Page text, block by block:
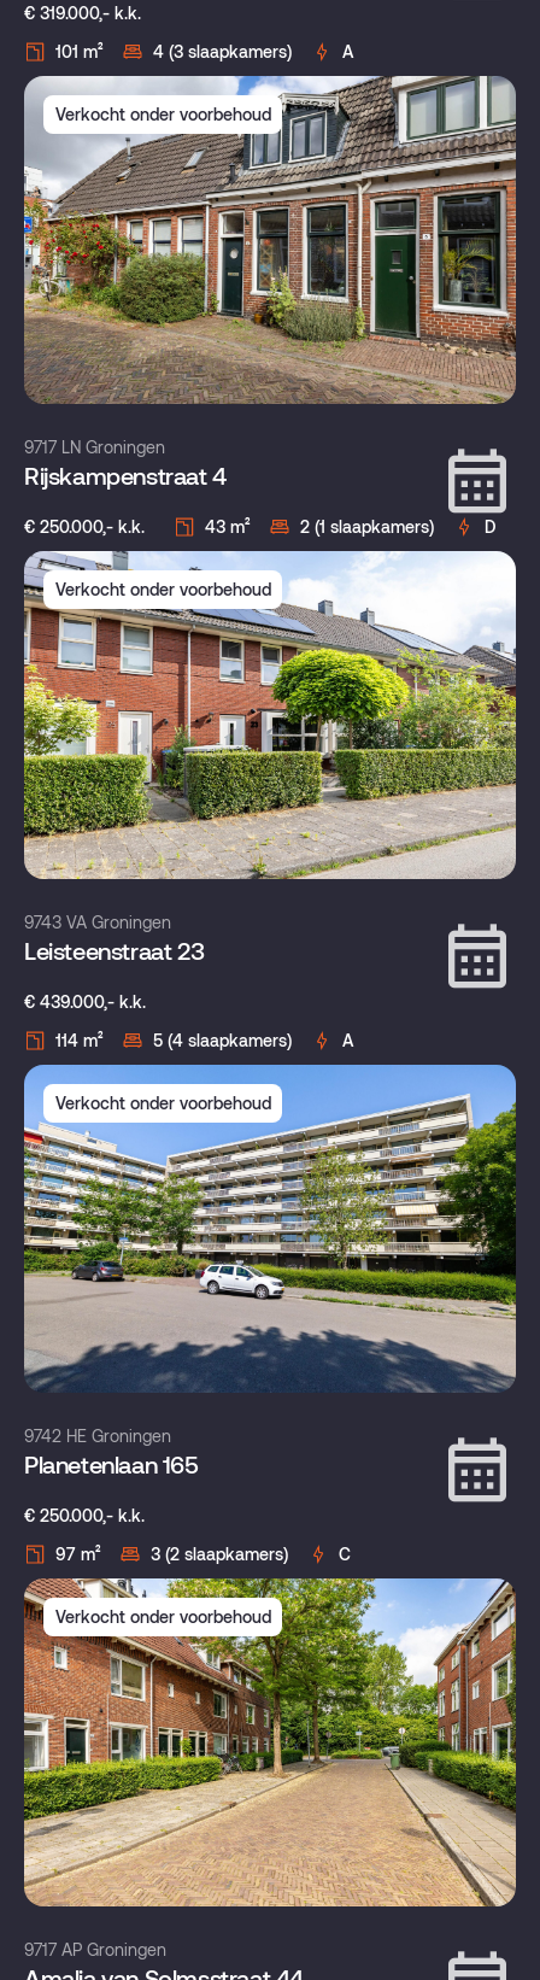
€ 319.000,- k.k.
101 m²
4 (3 slaapkamers) A
Verkocht onder voorbehoud
9717 LN Groningen
Rijskampenstraat 4
€ 250.000,- k.k. 43 m² 2 (1 slaapkamers) D
Verkocht onder voorbehoud
9743 VA Groningen
Leisteenstraat 23
€ 439.000,- k.k.
114 m²
5 (4 slaapkamers) A
Verkocht onder voorbehoud
9742 HE Groningen
Planetenlaan 165
€ 250.000,- k.k.
97 m²
3 (2 slaapkamers) C
Verkocht onder voorbehoud
9717 AP Groningen